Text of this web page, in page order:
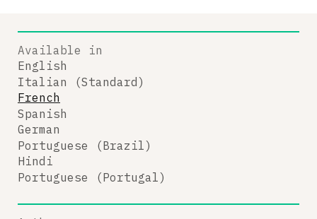
Available in
English
Italian (Standard)
French
Spanish
German
Portuguese (Brazil)
Hindi
Portuguese (Portugal)